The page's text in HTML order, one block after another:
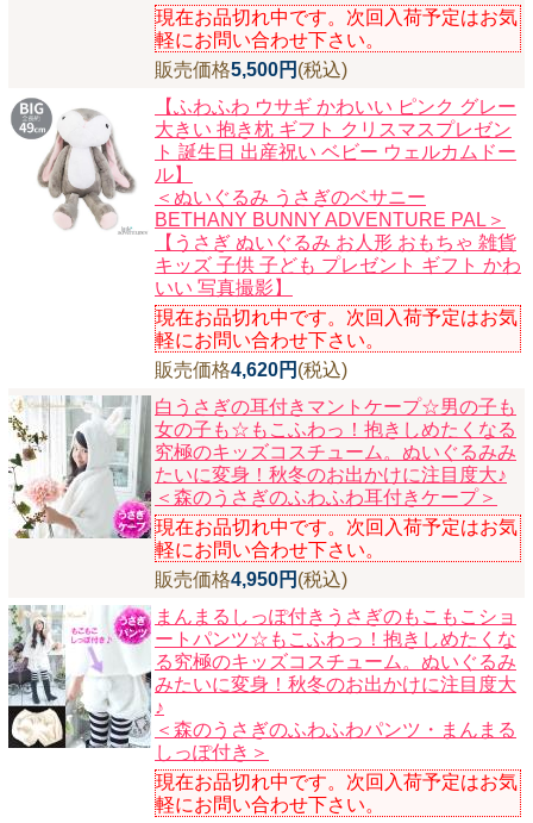
現在お品切れ中です。次回入荷予定はお気
軽にお問い合わせ下さい。
販売価格5,500円 (税込)
【ふわふわ ウサギ かわいい ピンク グレー
大きい 抱き枕 ギフト クリスマスプレゼン
ト 誕生日 出産祝い ベビー ウェルカムドー
ル】
＜ぬいぐるみ うさぎのベサニー
BETHANY BUNNY ADVENTURE PAL＞
【うさぎ ぬいぐるみ お人形 おもちゃ 雑貨
キッズ 子供 子ども プレゼント ギフト かわ
いい 写真撮影】
現在お品切れ中です。次回入荷予定はお気
軽にお問い合わせ下さい。
販売価格4,620円 (税込)
白うさぎの耳付きマントケープ☆男の子も
女の子も☆もこふわっ！抱きしめたくなる
究極のキッズコスチューム。ぬいぐるみみ
たいに変身！秋冬のお出かけに注目度大♪
＜森のうさぎのふわふわ耳付きケープ＞
現在お品切れ中です。次回入荷予定はお気
軽にお問い合わせ下さい。
販売価格4,950円 (税込)
まんまるしっぽ付きうさぎのもこもこショ
ートパンツ☆もこふわっ！抱きしめたくな
る究極のキッズコスチューム。ぬいぐるみ
みたいに変身！秋冬のお出かけに注目度大
♪
＜森のうさぎのふわふわパンツ・まんまる
しっぽ付き＞
現在お品切れ中です。次回入荷予定はお気
軽にお問い合わせ下さい。